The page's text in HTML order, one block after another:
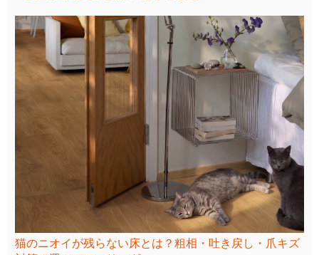
猫のニオイが残らない床とは？粗相・吐き戻し・爪キズ